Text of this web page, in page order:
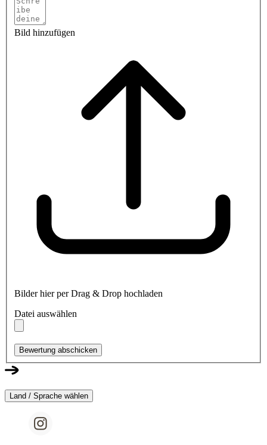
Bild hinzufügen
Bilder hier per Drag & Drop hochladen
Datei auswählen
Bewertung abschicken
Land / Sprache wählen